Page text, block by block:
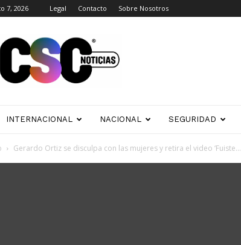
7, 2026 Legal Contacto Sobre Nosotros
INTERNACIONAL NACIONAL SEGURIDAD
Gerardo Ortiz se disculpa con las mujeres y retira el video ‘Fuiste...